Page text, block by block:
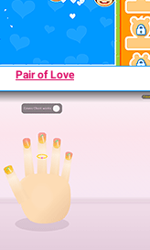
Pair of Love